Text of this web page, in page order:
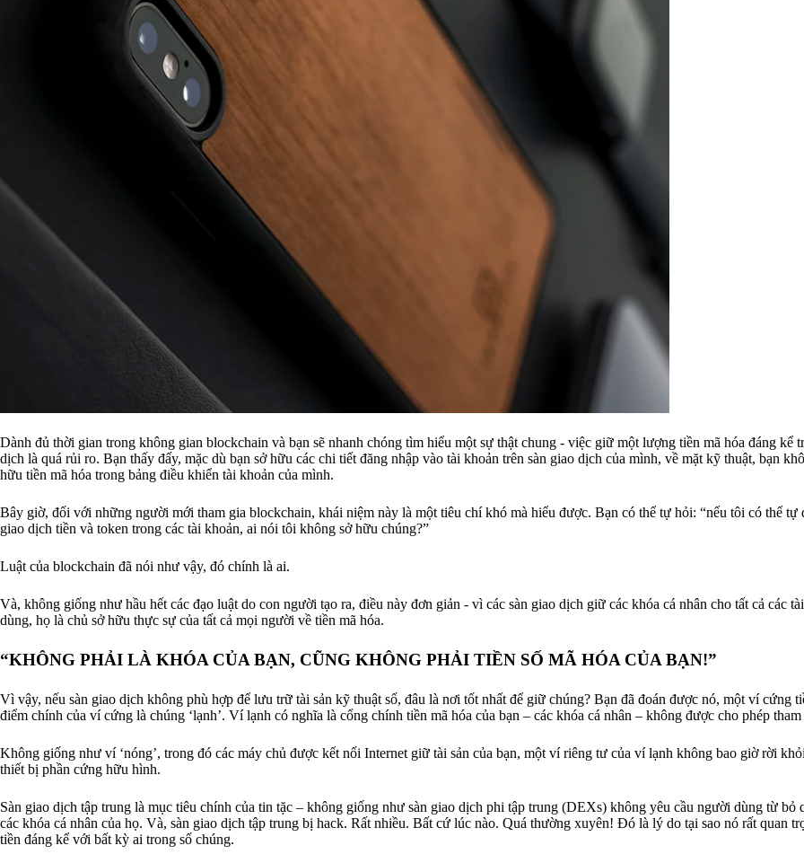
Dành đủ thời gian trong không gian blockchain và bạn sẽ nhanh chóng tìm hiểu một sự thật chung - việc giữ một lượng tiền mã hóa đáng kể
dịch là quá rủi ro. Bạn thấy đấy, mặc dù bạn sở hữu các chi tiết đăng nhập vào tài khoản trên sàn giao dịch của mình, về mặt kỹ thuật, bạn
hữu tiền mã hóa trong bảng điều khiển tài khoản của mình.
Bây giờ, đối với những người mới tham gia blockchain, khái niệm này là một tiêu chí khó mà hiểu được. Bạn có thể tự hỏi: “nếu tôi có thể tự
giao dịch tiền và token trong các tài khoản, ai nói tôi không sở hữu chúng?”
Luật của blockchain đã nói như vậy, đó chính là ai.
Và, không giống như hầu hết các đạo luật do con người tạo ra, điều này đơn giản - vì các sàn giao dịch giữ các khóa cá nhân cho tất cả các
dùng, họ là chủ sở hữu thực sự của tất cả mọi người về tiền mã hóa.
“KHÔNG PHẢI LÀ KHÓA CỦA BẠN, CŨNG KHÔNG PHẢI TIỀN SỐ MÃ HÓA CỦA BẠN!”
Vì vậy, nếu sàn giao dịch không phù hợp để lưu trữ tài sản kỹ thuật số, đâu là nơi tốt nhất để giữ chúng? Bạn đã đoán được nó, một ví cứng
điểm chính của ví cứng là chúng ‘lạnh’. Ví lạnh có nghĩa là cổng chính tiền mã hóa của bạn – các khóa cá nhân – không được cho phép
Không giống như ví ‘nóng’, trong đó các máy chủ được kết nối Internet giữ tài sản của bạn, một ví riêng tư của ví lạnh không bao giờ rời
thiết bị phần cứng hữu hình.
Sàn giao dịch tập trung là mục tiêu chính của tin tặc – không giống như sàn giao dịch phi tập trung (DEXs) không yêu cầu người dùng từ bỏ
các khóa cá nhân của họ. Và, sàn giao dịch tập trung bị hack. Rất nhiều. Bất cứ lúc nào. Quá thường xuyên! Đó là lý do tại sao nó rất quan
tiền đáng kể với bất kỳ ai trong số chúng.